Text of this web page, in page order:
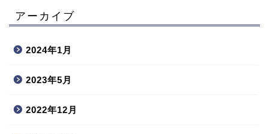
アーカイブ
2024年1月
2023年5月
2022年12月